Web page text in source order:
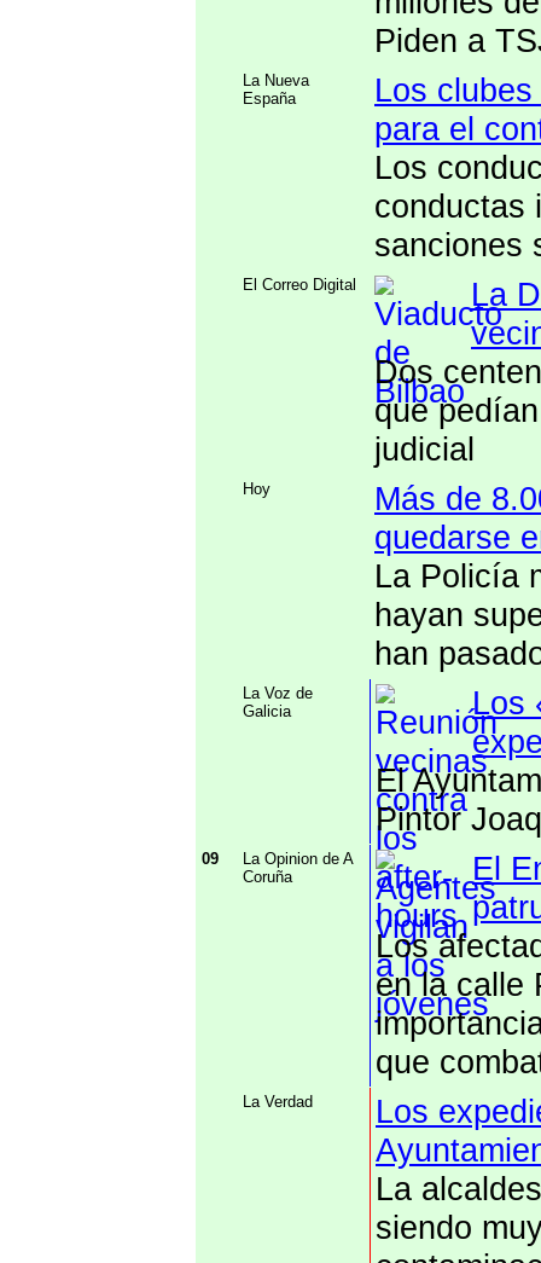
Piden a
La Nueva
España
Los
para el
Los
conductas
sanciones
El Correo Digital
La
Dos
que
judicial
Hoy
Más de
quedarse
La Policía
hayan
han
La Voz de
Galicia
Los
El
Pintor
09
La Opinion de A
Coruña
El
Los
en la calle
que
La Verdad
Los
La
siendo